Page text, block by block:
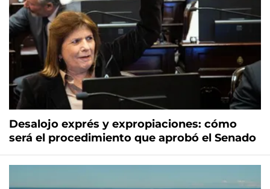
Desalojo exprés y expropiaciones: cómo
será el procedimiento que aprobó el Senado